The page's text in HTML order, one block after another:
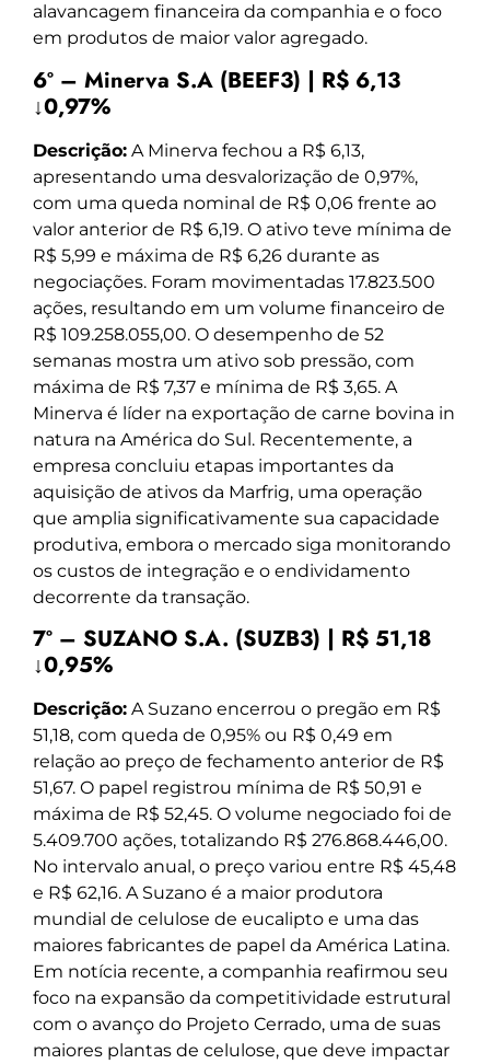
alavancagem financeira da companhia e o foco
em produtos de maior valor agregado.
6º – Minerva S.A (BEEF3) | R$ 6,13
↓0,97%
Descrição: A Minerva fechou a R$ 6,13,
apresentando uma desvalorização de 0,97%,
com uma queda nominal de R$ 0,06 frente ao
valor anterior de R$ 6,19. O ativo teve mínima de
R$ 5,99 e máxima de R$ 6,26 durante as
negociações. Foram movimentadas 17.823.500
ações, resultando em um volume financeiro de
R$ 109.258.055,00. O desempenho de 52
semanas mostra um ativo sob pressão, com
máxima de R$ 7,37 e mínima de R$ 3,65. A
Minerva é líder na exportação de carne bovina in
natura na América do Sul. Recentemente, a
empresa concluiu etapas importantes da
aquisição de ativos da Marfrig, uma operação
que amplia significativamente sua capacidade
produtiva, embora o mercado siga monitorando
os custos de integração e o endividamento
decorrente da transação.
7º – SUZANO S.A. (SUZB3) | R$ 51,18
↓0,95%
Descrição: A Suzano encerrou o pregão em R$
51,18, com queda de 0,95% ou R$ 0,49 em
relação ao preço de fechamento anterior de R$
51,67. O papel registrou mínima de R$ 50,91 e
máxima de R$ 52,45. O volume negociado foi de
5.409.700 ações, totalizando R$ 276.868.446,00.
No intervalo anual, o preço variou entre R$ 45,48
e R$ 62,16. A Suzano é a maior produtora
mundial de celulose de eucalipto e uma das
maiores fabricantes de papel da América Latina.
Em notícia recente, a companhia reafirmou seu
foco na expansão da competitividade estrutural
com o avanço do Projeto Cerrado, uma de suas
maiores plantas de celulose, que deve impactar